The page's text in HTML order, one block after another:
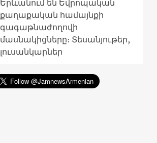
Երևանում են Եվրոպական
քաղաքական համայնքի
գագաթնաժողովի
մասնակիցները։ Տեսանյութեր,
լուսանկարներ